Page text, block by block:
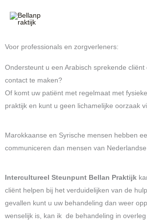
naar
inhoud
Voor professionals en zorgverleners:
Ondersteunt u een Arabisch sprekende
contact te maken?
Of komt uw patiënt met regelmaat met
praktijk en kunt u geen lichamelijke oorzaak
Marokkaanse en Syrische mensen hebben
communiceren dan mensen van Nederlandse
Intercultureel Steunpunt Bellan Praktijk
cliënt helpen bij het verduidelijken van de
gevallen kunt u uw behandeling dan weer
wenselijk is, kan ik de behandeling in